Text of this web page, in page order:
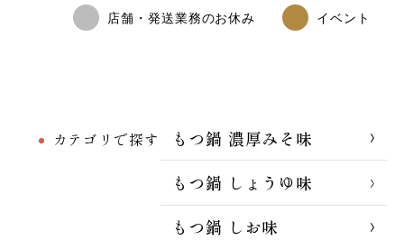
カテゴリで探す
もつ鍋 濃厚みそ味
もつ鍋 しょうゆ味
もつ鍋 しお味
店舗・発送業務のお休み イベント